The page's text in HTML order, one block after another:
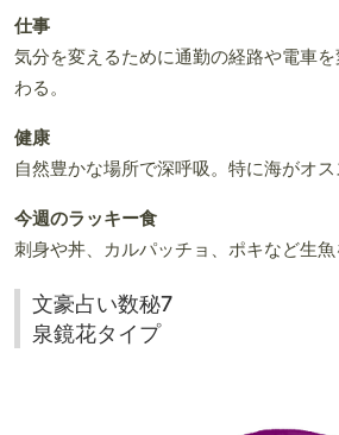
仕事
気分を変えるために通勤の経路や電車
わる。
健康
自然豊かな場所で深呼吸。特に海がオス
今週のラッキー食
刺身や丼、カルパッチョ、ポキなど生魚
文豪占い数秘7
泉鏡花タイプ